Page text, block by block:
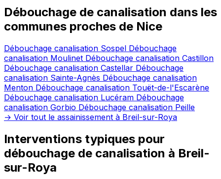
Débouchage de canalisation dans les
communes proches de Nice
Débouchage canalisation Sospel Débouchage
canalisation Moulinet Débouchage canalisation Castillon
Débouchage canalisation Castellar Débouchage
canalisation Sainte-Agnès Débouchage canalisation
Menton Débouchage canalisation Touët-de-l'Escarène
Débouchage canalisation Lucéram Débouchage
canalisation Gorbio Débouchage canalisation Peille
→ Voir tout le assainissement à Breil-sur-Roya
Interventions typiques pour
débouchage de canalisation à Breil-
sur-Roya